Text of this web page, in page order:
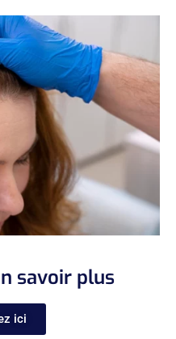
savoir plus
ici